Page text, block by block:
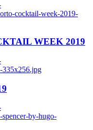
cocktail-week-2019-
WEEK 2019
335x256.jpg
by-hugo-